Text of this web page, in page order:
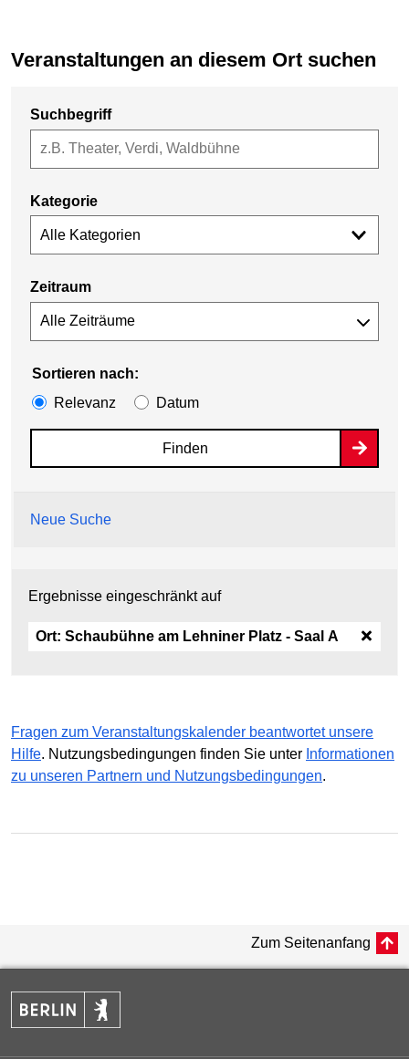
Veranstaltungen an diesem Ort suchen
Suchbegriff
Kategorie
Alle Kategorien
Zeitraum
Sortieren nach:
Relevanz
Datum
Finden
Neue Suche
Ergebnisse eingeschränkt auf
Ort: Schaubühne am Lehniner Platz - Saal A
Fragen zum Veranstaltungskalender beantwortet unsere
Hilfe. Nutzungsbedingungen finden Sie unter Informationen
zu unseren Partnern und Nutzungsbedingungen.
Zum Seitenanfang